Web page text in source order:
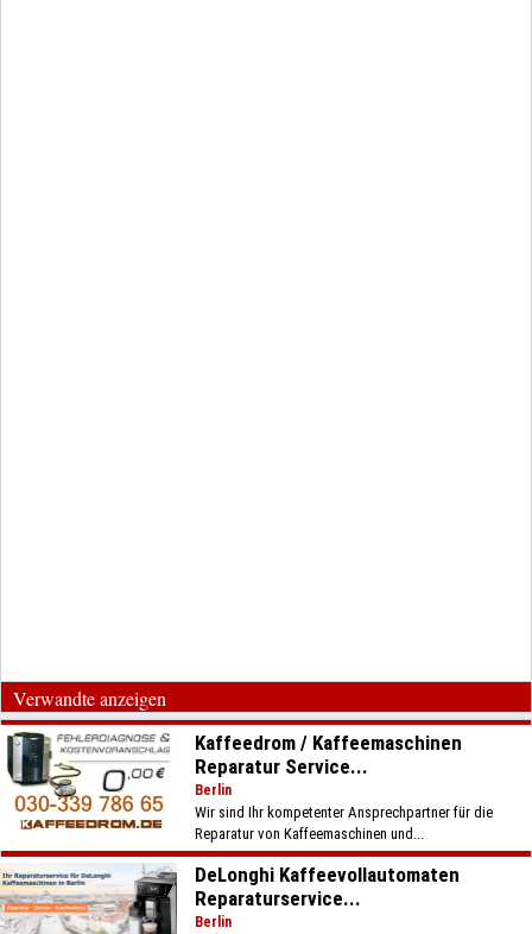
Verwandte anzeigen
Kaffeedrom / Kaffeemaschinen
Reparatur Service...
Berlin
Wir sind Ihr kompetenter Ansprechpartner für die
Reparatur von Kaffeemaschinen und...
DeLonghi Kaffeevollautomaten
Reparaturservice...
Berlin